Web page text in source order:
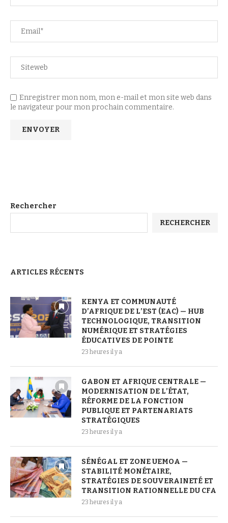
Enregistrer mon nom, mon e-mail et mon site web dans
le navigateur pour mon prochain commentaire.
Rechercher
RECHERCHER
ARTICLES RÉCENTS
KENYA ET COMMUNAUTÉ
D’AFRIQUE DE L’EST (EAC) — HUB
TECHNOLOGIQUE, TRANSITION
NUMÉRIQUE ET STRATÉGIES
ÉDUCATIVES DE POINTE
23 heures il y a
GABON ET AFRIQUE CENTRALE —
MODERNISATION DE L’ÉTAT,
RÉFORME DE LA FONCTION
PUBLIQUE ET PARTENARIATS
STRATÉGIQUES
23 heures il y a
SÉNÉGAL ET ZONE UEMOA —
STABILITÉ MONÉTAIRE,
STRATÉGIES DE SOUVERAINETÉ ET
TRANSITION RATIONNELLE DU CFA
23 heures il y a